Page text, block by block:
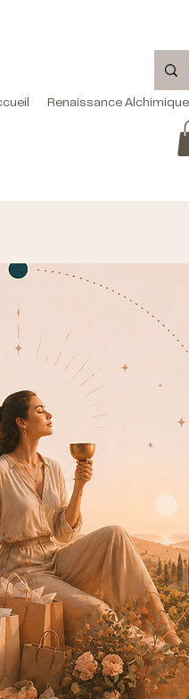
Renaissance Alchimique